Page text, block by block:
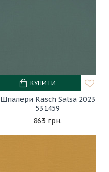
Шпалери Rasch Salsa 2023
531459
863 грн.
КУПИТИ